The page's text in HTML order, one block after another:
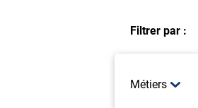
Filtrer par :
Métiers